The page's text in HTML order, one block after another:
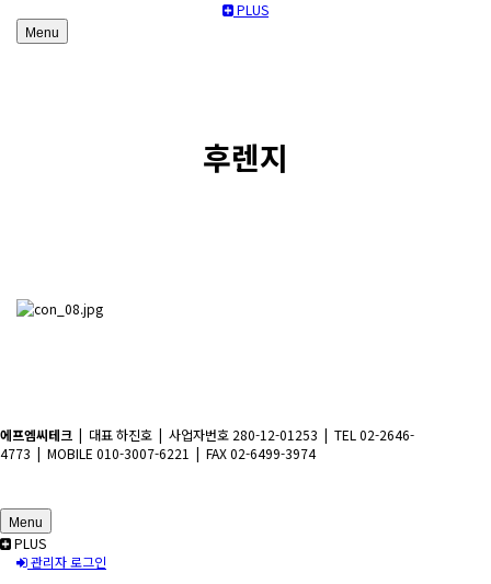
PLUS
Menu
후렌지
에프엠씨테크 | 대표 하진호 | 사업자번호 280-12-01253 | TEL 02-2646-
4773 | MOBILE 010-3007-6221 | FAX 02-6499-3974
Menu
PLUS
관리자 로그인